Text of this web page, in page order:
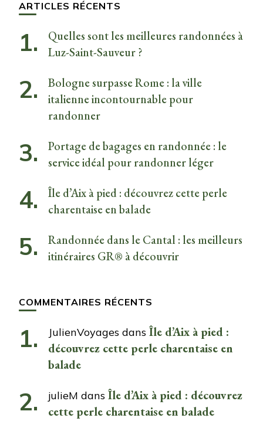
ARTICLES RÉCENTS
Quelles sont les meilleures randonnées à
Luz-Saint-Sauveur ?
Bologne surpasse Rome : la ville
italienne incontournable pour
randonner
Portage de bagages en randonnée : le
service idéal pour randonner léger
Île d’Aix à pied : découvrez cette perle
charentaise en balade
Randonnée dans le Cantal : les meilleurs
itinéraires GR® à découvrir
COMMENTAIRES RÉCENTS
JulienVoyages dans Île d’Aix à pied :
découvrez cette perle charentaise en
balade
julieM dans Île d’Aix à pied : découvrez
cette perle charentaise en balade